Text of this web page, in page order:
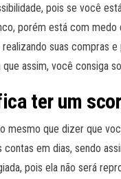
pois se você
porém está com
suas compras
assim, você consiga
ter um
mesmo que dizer que
contas em dias, sendo
pois ela não será